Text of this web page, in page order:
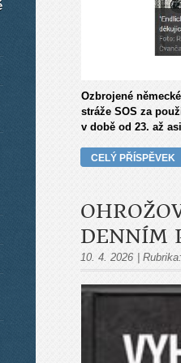
Ozbrojené
stráže SOS za
v době od 23. až
CELÝ PŘÍSPĚVEK
DENNÍM
10. 4. 2026 | Rubrika: